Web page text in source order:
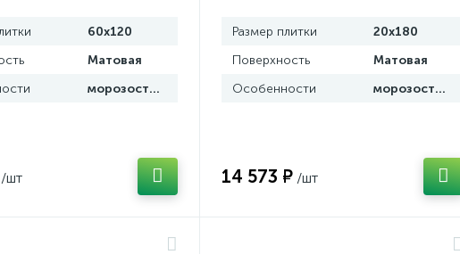
60x120
Матовая
морозостойкая
/шт
Размер плитки
20x180
Поверхность
Матовая
Особенности
морозостойкая
14 573 ₽ /шт